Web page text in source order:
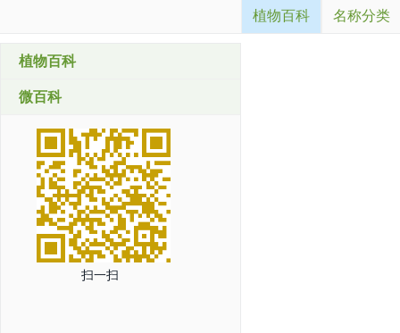
植物百科 名称分类
植物百科
微百科
扫一扫